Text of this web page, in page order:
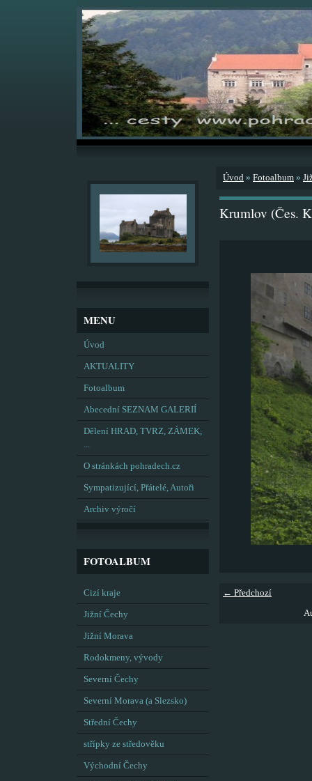
MENU
Úvod
AKTUALITY
Fotoalbum
Abecední SEZNAM GALERIÍ
Dělení HRAD, TVRZ, ZÁMEK,
...
O stránkách pohradech.cz
Sympatizující, Přátelé, Autoři
Archiv výročí
FOTOALBUM
Cizí kraje
Jižní Čechy
Jižní Morava
Rodokmeny, vývody
Severní Čechy
Severní Morava (a Slezsko)
Střední Čechy
střípky ze středověku
Východní Čechy
Úvod » Fotoalbum »
Krumlov (Čes.
← Předchozí